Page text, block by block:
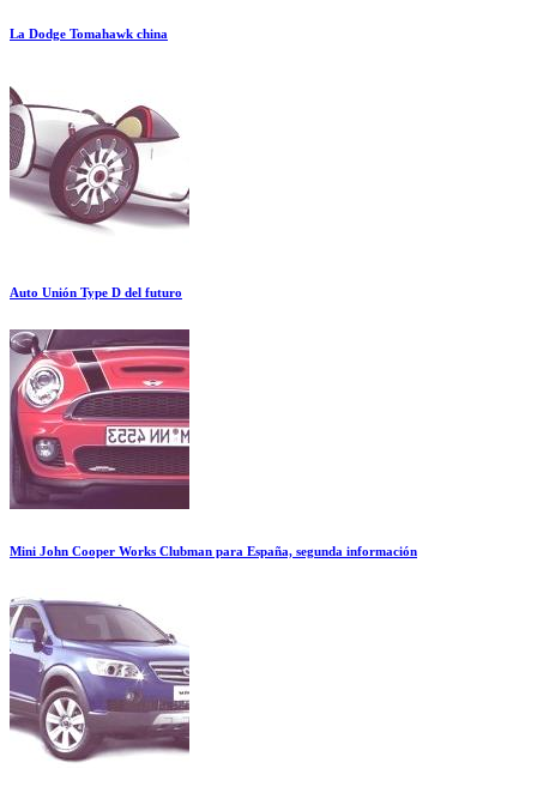
La Dodge Tomahawk china
Auto Unión Type D del futuro
Mini John Cooper Works Clubman para España, segunda información